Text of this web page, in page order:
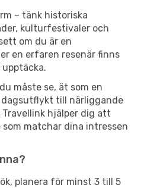
– tänk historiska
kulturfestivaler och
om du är en
en erfaren resenär finns
måste se, ät som en
dagsutflykt till närliggande
hjälper dig att
som matchar dina intressen
planera för minst 3 till 5